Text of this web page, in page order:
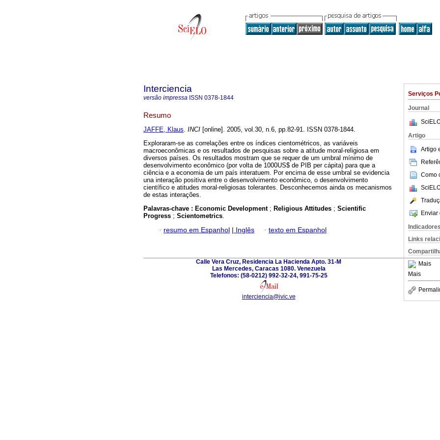
Serviços
Journal
Artigo
Artigo
Como
Enviar
Indicadores
Links
Mais
Mais
Interciencia
versão impressa ISSN 0378-1844
Resumo
JAFFE, Klaus. INCI [online]. 2005, vol.30, n.6, pp.82-91. ISSN 0378-1844.
Exploraram-se as correlações entre os índices cientométricos, as variáveis
macroeconômicas e os resultados de pesquisas sobre a atitude moral-religiosa em
diversos países. Os resultados mostram que se requer de um umbral mínimo de
desenvolvimento econômico (por volta de 1000US$ de PIB per cápita) para que a
ciência e a economia de um país interatuem. Por encima de esse umbral se evidencia
una interação positiva entre o desenvolvimento econômico, o desenvolvimento
científico e atitudes moral-religiosas tolerantes. Desconhecemos ainda os mecanismos
de estas interações.
Palavras-chave : Economic Development ; Religious Attitudes ; Scientific
Progress ; Scientometrics.
· resumo em Espanhol | Inglês · texto em Espanhol
Calle Vera Cruz, Residencia La Hacienda Apto. 31-M
Las Mercedes, Caracas 1080. Venezuela
Telefonos: (58-0212) 992-32-24, 991-75-25
interciencia@ivic.ve